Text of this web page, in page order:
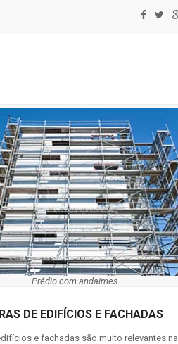
Prédio com andaimes
DE EDIFÍCIOS E FACHADAS
e fachadas são muito relevantes na